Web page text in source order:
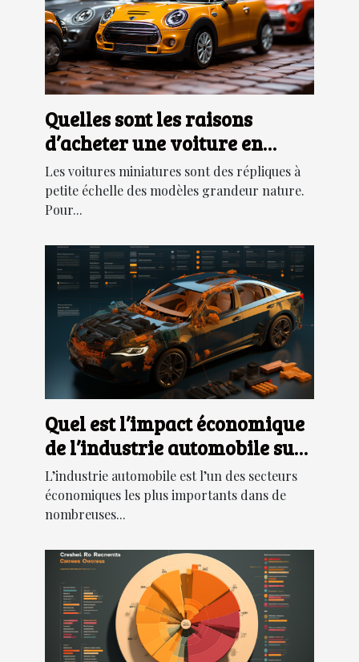
Quelles sont les raisons
d’acheter une voiture en
miniature ?
Les voitures miniatures sont des répliques à
petite échelle des modèles grandeur nature.
Pour...
Quel est l’impact économique
de l’industrie automobile sur
les pays et les régions du
monde ?
L’industrie automobile est l’un des secteurs
économiques les plus importants dans de
nombreuses...